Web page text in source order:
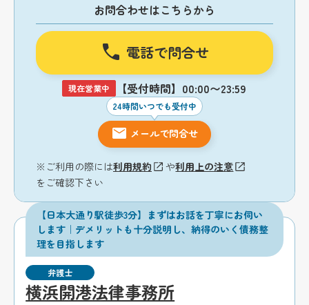
お問合わせはこちらから
電話で問合せ
現在営業中 【受付時間】00:00〜23:59
24時間いつでも受付中
メールで問合せ
※ご利用の際には利用規約 や利用上の注意
をご確認下さい
【日本大通り駅徒歩3分】まずはお話を丁寧にお伺い
します｜デメリットも十分説明し、納得のいく債務整
理を目指します
弁護士
横浜開港法律事務所